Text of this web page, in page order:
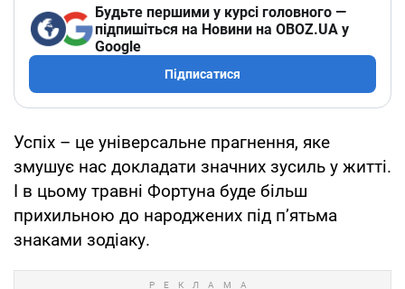
Будьте першими у курсі головного —
підпишіться на Новини на OBOZ.UA у
Google
Підписатися
Успіх – це універсальне прагнення, яке
змушує нас докладати значних зусиль у житті.
І в цьому травні Фортуна буде більш
прихильною до народжених під п’ятьма
знаками зодіаку.